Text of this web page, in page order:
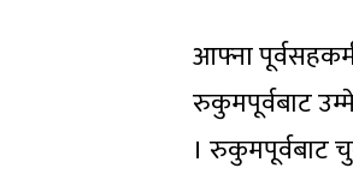
आफ्ना
रुकुमपूर्वबाट
। रुकुमपूर्वबाट